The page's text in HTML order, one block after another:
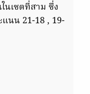
เซตที่สาม ซึ่ง
นน 21-18 , 19-